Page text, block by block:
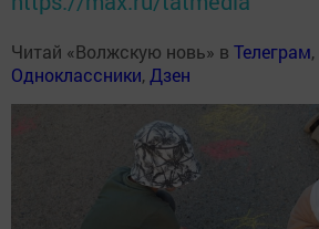
Читай «Волжскую новь» в Телеграм,
Одноклассники, Дзен